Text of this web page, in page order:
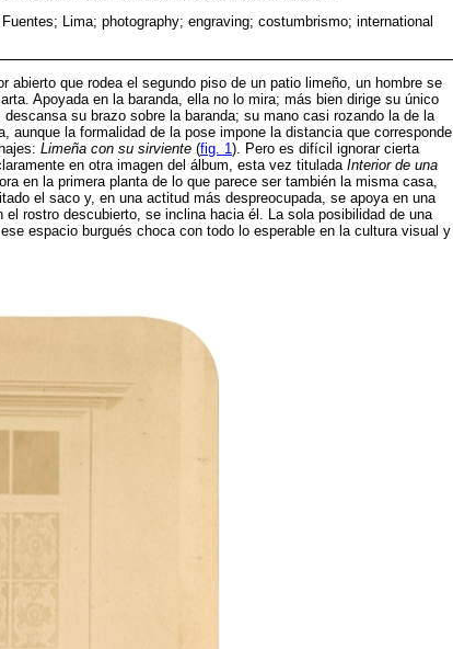
Lima; photography; engraving; costumbrismo; international
abierto que rodea el segundo piso de un patio limeño, un hombre se
Apoyada en la baranda, ella no lo mira; más bien dirige su único
su brazo sobre la baranda; su mano casi rozando la de la
aunque la formalidad de la pose impone la distancia que corresponde
Limeña con su sirviente (fig. 1). Pero es difícil ignorar cierta
en otra imagen del álbum, esta vez titulada Interior de una
en la primera planta de lo que parece ser también la misma casa,
el saco y, en una actitud más despreocupada, se apoya en una
rostro descubierto, se inclina hacia él. La sola posibilidad de una
espacio burgués choca con todo lo esperable en la cultura visual y